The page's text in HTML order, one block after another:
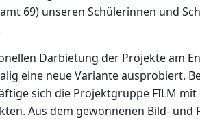
69) unseren Schülerinnen und
Darbietung der Projekte am
eine neue Variante ausprobiert.
sich die Projektgruppe FILM
Aus dem gewonnenen Bild- und